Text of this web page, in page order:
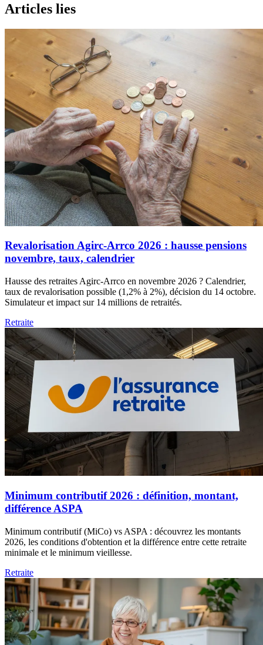
Articles lies
Revalorisation Agirc-Arrco 2026 : hausse pensions
novembre, taux, calendrier
Hausse des retraites Agirc-Arrco en novembre 2026 ? Calendrier,
taux de revalorisation possible (1,2% à 2%), décision du 14 octobre.
Simulateur et impact sur 14 millions de retraités.
Retraite
Minimum contributif 2026 : définition, montant,
différence ASPA
Minimum contributif (MiCo) vs ASPA : découvrez les montants
2026, les conditions d'obtention et la différence entre cette retraite
minimale et le minimum vieillesse.
Retraite